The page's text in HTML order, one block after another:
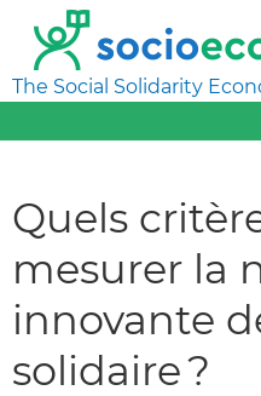
The Social Solidarity
Quels
mesurer la
innovante
solidaire ?